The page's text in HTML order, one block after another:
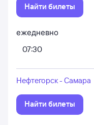
Найти билеты
ежедневно
07:30
Нефтегорск - Самара
Найти билеты